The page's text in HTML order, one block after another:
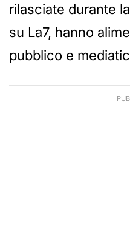
rilasciate durante
su La7, hanno
pubblico e